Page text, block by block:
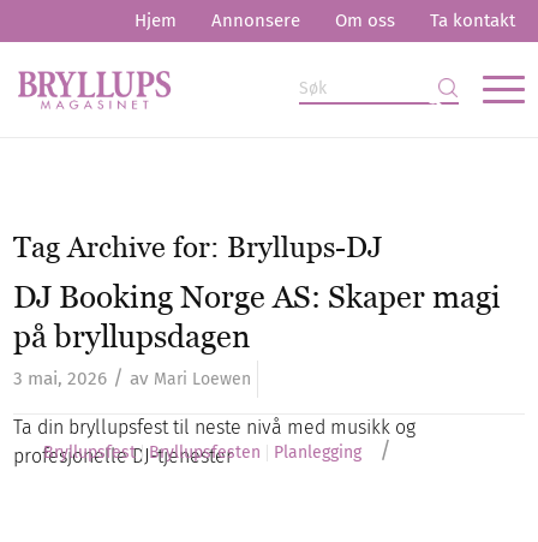
Hjem Annonsere Om oss Ta kontakt
Tag Archive for: Bryllups-DJ
DJ Booking Norge AS: Skaper magi
på bryllupsdagen
3 mai, 2026 / av Mari Loewen
Ta din bryllupsfest til neste nivå med musikk og
profesjonelle DJ-tjenester
Bryllupsfest Bryllupsfesten Planlegging /